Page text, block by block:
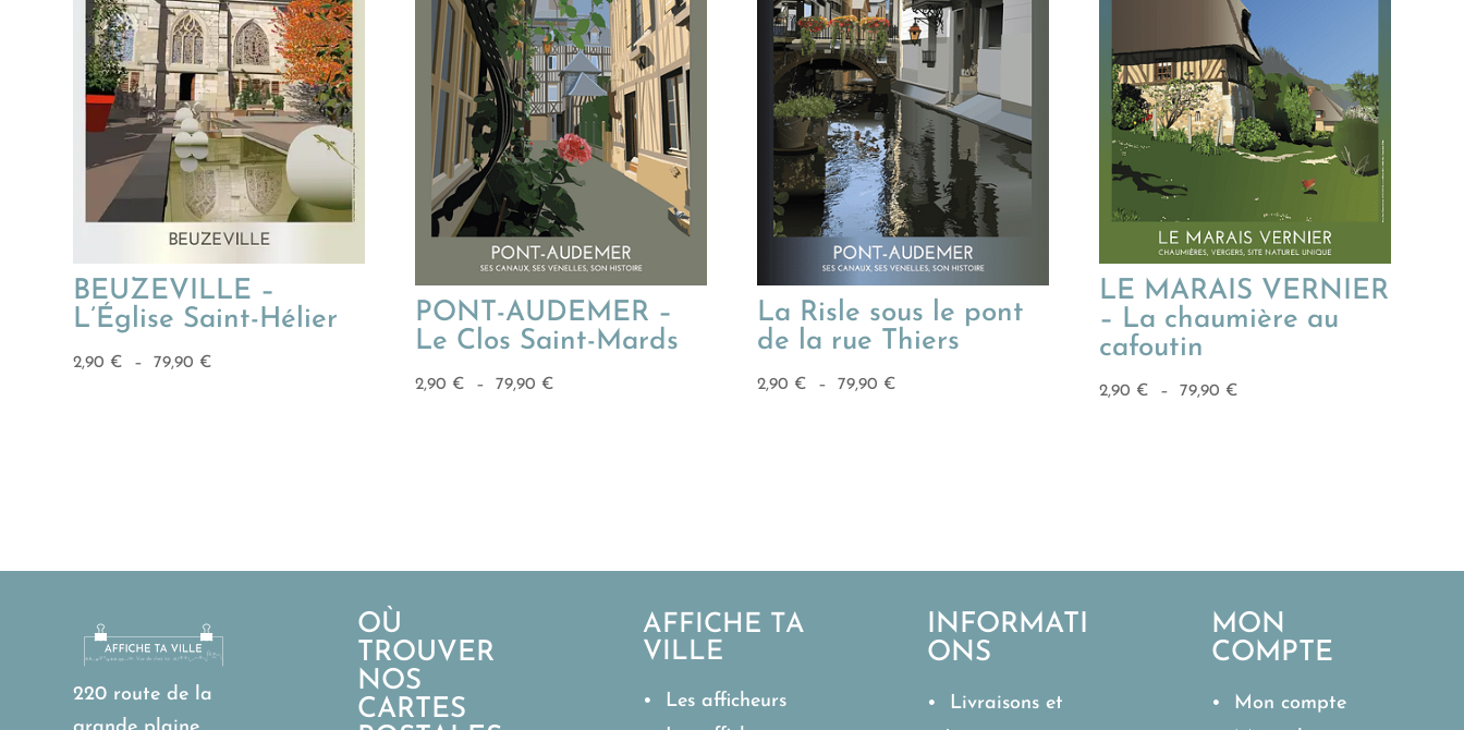
BEUZEVILLE –
L’Église Saint-Hélier
2,90 € – 79,90 €
PONT-AUDEMER –
Le Clos Saint-Mards
2,90 € – 79,90 €
La Risle sous le pont
de la rue Thiers
2,90 € – 79,90 €Plage
LE MARAIS VERNIER
– La chaumière au
cafoutin
2,90 € – 79,90 €Plage
220 route de la
OÙ
TROUVER
NOS
CARTES
AFFICHE TA
VILLE
• Les afficheurs
INFORMATI
ONS
• Livraisons et
MON
COMPTE
• Mon compte